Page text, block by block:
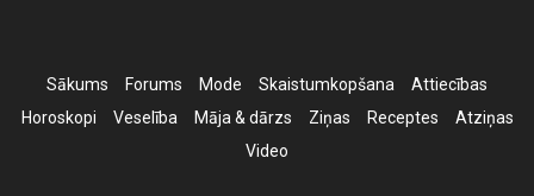
Sākums Forums Mode Skaistumkopšana
Attiecības
Horoskopi
Veselība Māja & dārzs Ziņas Receptes
Atziņas
Video